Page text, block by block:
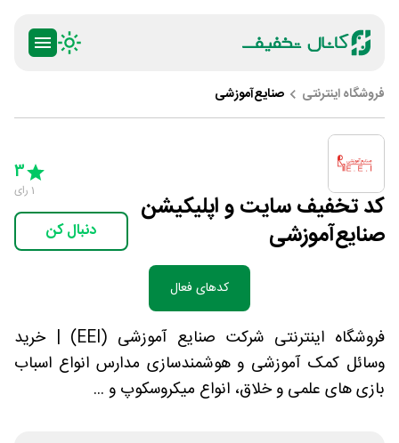
فروشگاه اینترنتی صنایع‌آموزشی
کد تخفیف سایت و اپلیکیشن
صنایع‌آموزشی
5 Stars
3
1 رای
دنبال کن
کدهای فعال
فروشگاه اینترنتی شرکت صنایع آموزشی (EEI) | خرید
وسائل کمک آموزشی و هوشمندسازی مدارس انواع اسباب
بازی های علمی و خلاق، انواع میکروسکوپ و ...